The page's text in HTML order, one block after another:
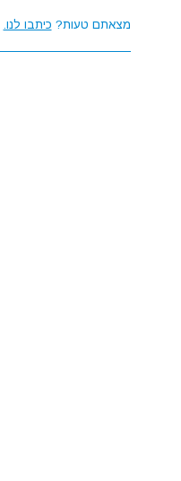
מצאתם טעות? כיתבו לנו.